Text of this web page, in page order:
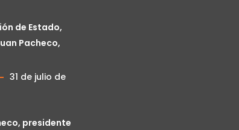
de Estado,
Pacheco,
31 de julio de
presidente